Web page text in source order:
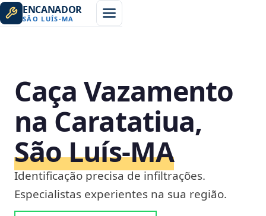
ENCANADOR
SÃO LUÍS-MA
Caça Vazamento
na Caratatiua,
São Luís‑MA
Identificação precisa de infiltrações.
Especialistas experientes na sua região.